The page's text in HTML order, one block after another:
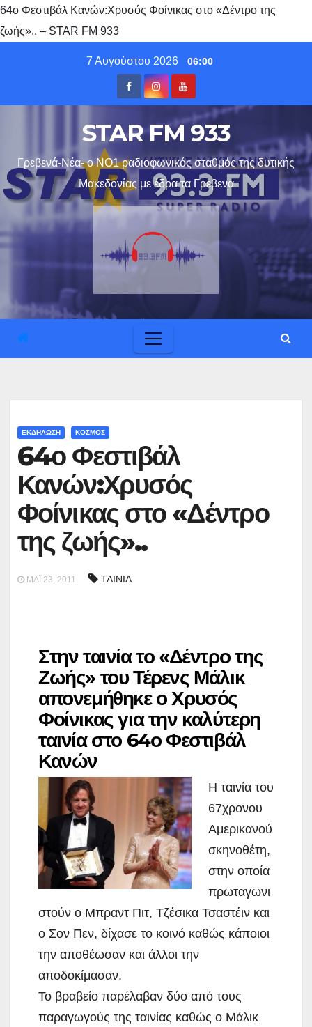
64ο Φεστιβάλ Κανών:Χρυσός Φοίνικας στο «Δέντρο της
ζωής».. – STAR FM 933
7 Αυγούστου 2026 06:00
STAR FM 933
Γρεβενά-Νέα- ο ΝΟ1 ραδιοφωνικός σταθμός της δυτικής
Μακεδονίας με έδρα τα Γρεβενα
ΕΚΔΗΛΩΣΗ ΚΟΣΜΟΣ
64ο Φεστιβάλ
Κανών:Χρυσός
Φοίνικας στο «Δέντρο
της ζωής»..
ΜΆΙ 23, 2011 ΤΑΙΝΙΑ
Στην ταινία το «Δέντρο της
Ζωής» του Τέρενς Μάλικ
απονεμήθηκε ο Χρυσός
Φοίνικας για την καλύτερη
ταινία στο 64ο Φεστιβάλ
Κανών
Η ταινία του
67χρονου
Αμερικανού
σκηνοθέτη,
στην οποία
πρωταγωνι
στούν ο Μπραντ Πιτ, Τζέσικα Τσαστέιν και
ο Σον Πεν, δίχασε το κοινό καθώς κάποιοι
την αποθέωσαν και άλλοι την
αποδοκίμασαν.
Το βραβείο παρέλαβαν δύο από τους
παραγωγούς της ταινίας καθώς ο Μάλικ